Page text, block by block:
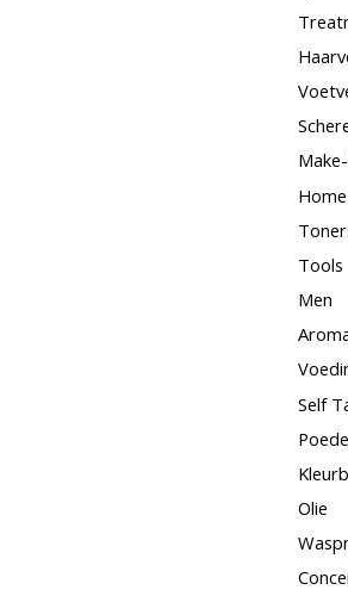
Home
Tools
Men
Self
Olie